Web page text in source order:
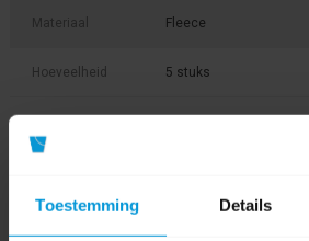
Toestemming Details
Materiaal Fleece
Hoeveelheid 5 stuks
Product labels